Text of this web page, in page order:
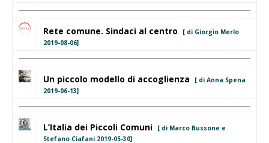
Rete comune. Sindaci al centro
[ di Giorgio Merlo
2019-08-06]
Un piccolo modello di accoglienza
[ di Anna Spena
2019-06-13]
L’Italia dei Piccoli Comuni
[ di Marco Bussone e
Stefano Ciafani 2019-05-30]